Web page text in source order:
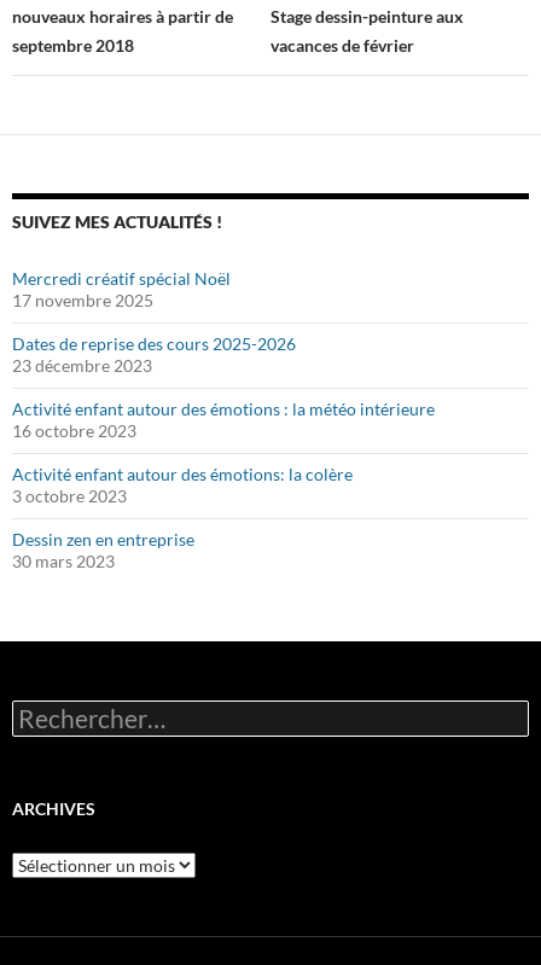
des
articles
nouveaux horaires à partir de
septembre 2018
Stage dessin-peinture aux
vacances de février
SUIVEZ MES ACTUALITÉS !
Mercredi créatif spécial Noël
17 novembre 2025
Dates de reprise des cours 2025-2026
23 décembre 2023
Activité enfant autour des émotions : la météo intérieure
16 octobre 2023
Activité enfant autour des émotions: la colère
3 octobre 2023
Dessin zen en entreprise
30 mars 2023
Rechercher :
ARCHIVES
Archives